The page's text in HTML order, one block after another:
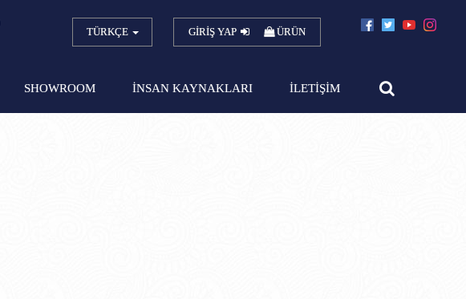
TÜRKÇE GİRİŞ YAP ÜRÜN
SHOWROOM İNSAN KAYNAKLARI İLETİŞİM